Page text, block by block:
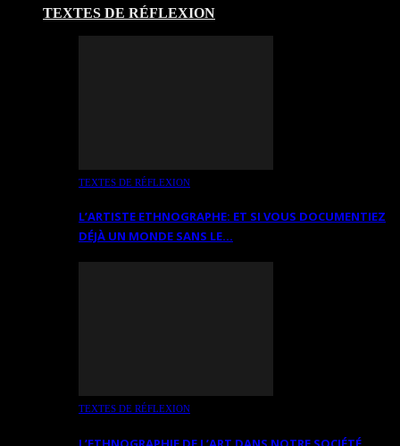
TEXTES DE RÉFLEXION
TEXTES DE RÉFLEXION
L’ARTISTE ETHNOGRAPHE: ET SI VOUS DOCUMENTIEZ
DÉJÀ UN MONDE SANS LE…
TEXTES DE RÉFLEXION